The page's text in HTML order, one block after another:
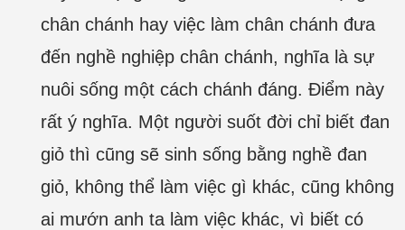
chân chánh hay việc làm chân chánh đưa
đến nghề nghiệp chân chánh, nghĩa là sự
nuôi sống một cách chánh đáng. Điểm này
rất ý nghĩa. Một người suốt đời chỉ biết đan
giỏ thì cũng sẽ sinh sống bằng nghề đan
giỏ, không thể làm việc gì khác, cũng không
ai mướn anh ta làm việc khác, vì biết có